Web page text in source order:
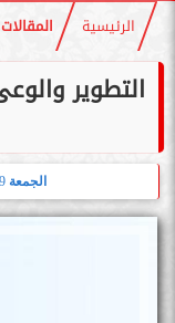
الرئيسية المقالات
الجمعة 19 مايو 2023